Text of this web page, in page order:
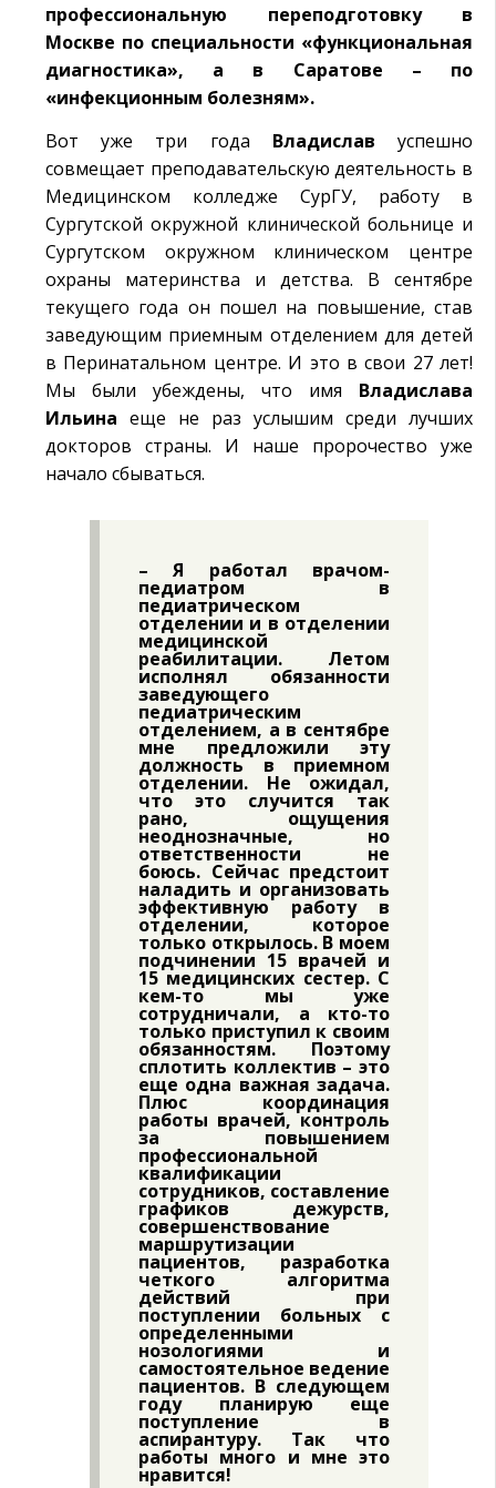
профессиональную переподготовку в
Москве по специальности «функциональная
диагностика», а в Саратове – по
«инфекционным болезням».
Вот уже три года Владислав успешно
совмещает преподавательскую деятельность в
Медицинском колледже СурГУ, работу в
Сургутской окружной клинической больнице и
Сургутском окружном клиническом центре
охраны материнства и детства. В сентябре
текущего года он пошел на повышение, став
заведующим приемным отделением для детей
в Перинатальном центре. И это в свои 27 лет!
Мы были убеждены, что имя Владислава
Ильина еще не раз услышим среди лучших
докторов страны. И наше пророчество уже
начало сбываться.
– Я работал врачом-
педиатром в
педиатрическом
отделении и в отделении
медицинской
реабилитации. Летом
исполнял обязанности
заведующего
педиатрическим
отделением, а в сентябре
мне предложили эту
должность в приемном
отделении. Не ожидал,
что это случится так
рано, ощущения
неоднозначные, но
ответственности не
боюсь. Сейчас предстоит
наладить и организовать
эффективную работу в
отделении, которое
только открылось. В моем
подчинении 15 врачей и
15 медицинских сестер. С
кем-то мы уже
сотрудничали, а кто-то
только приступил к своим
обязанностям. Поэтому
сплотить коллектив – это
еще одна важная задача.
Плюс координация
работы врачей, контроль
за повышением
профессиональной
квалификации
сотрудников, составление
графиков дежурств,
совершенствование
маршрутизации
пациентов, разработка
четкого алгоритма
действий при
поступлении больных с
определенными
нозологиями и
самостоятельное ведение
пациентов. В следующем
году планирую еще
поступление в
аспирантуру. Так что
работы много и мне это
нравится!